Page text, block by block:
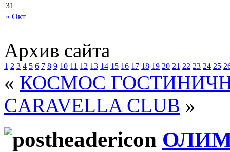
« Окт
31
Архив сайта
1 2 3 4 5 6 7 8 9 10 11 12 13 14 15 16 17 18 19 20 21 22 23 24 25
« КОСМОС
CARAVELLA CLUB »